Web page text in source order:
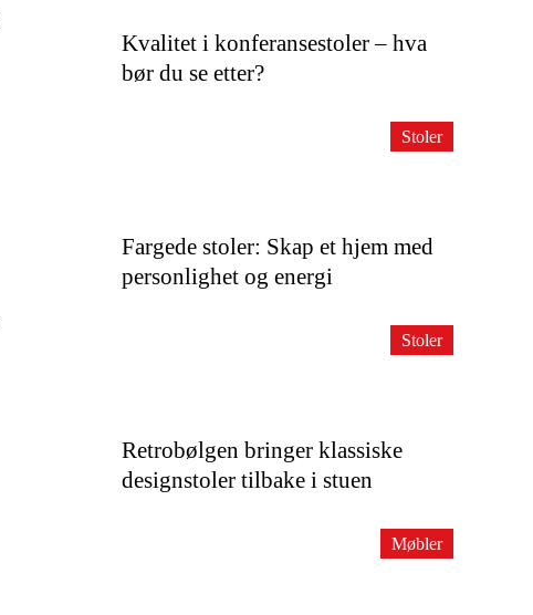
Kvalitet i konferansestoler – hva
bør du se etter?
Fargede stoler: Skap et hjem med
personlighet og energi
Stoler
Retrobølgen bringer klassiske
designstoler tilbake i stuen
Stoler
Møbler